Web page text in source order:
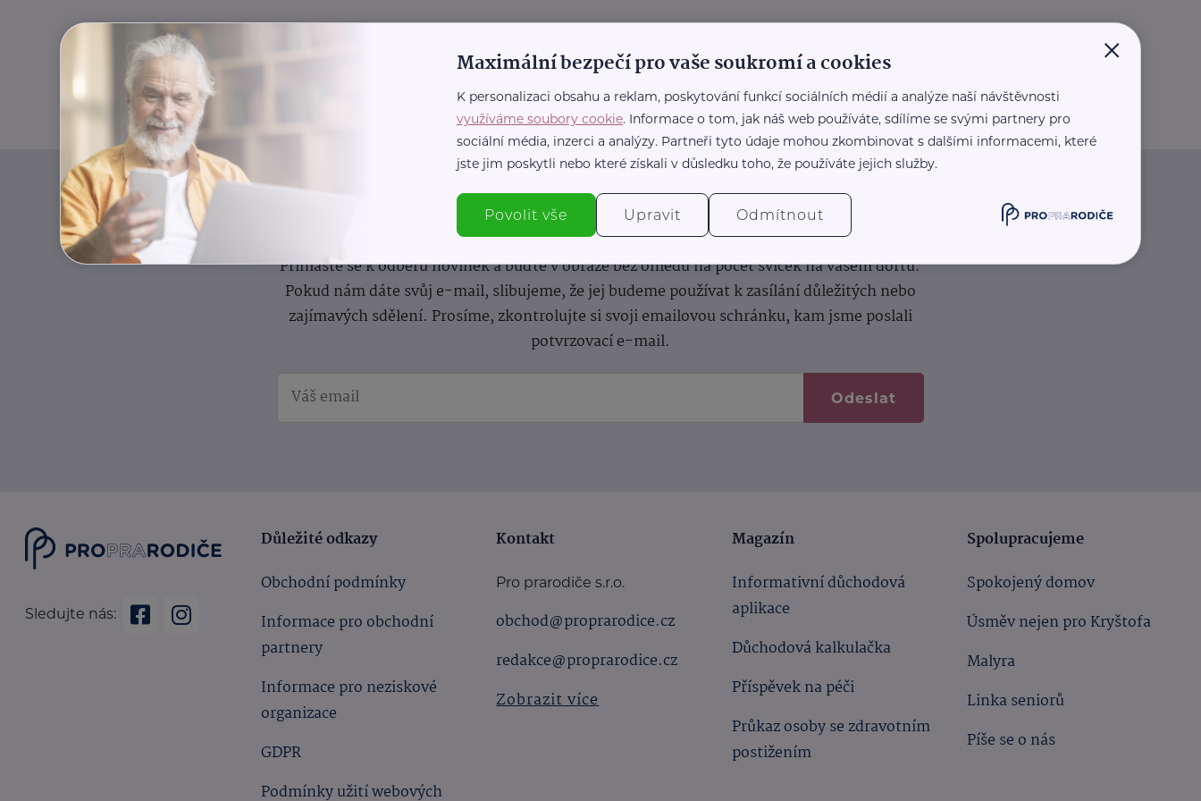
Informace(nejen)pro prarodiče
Přihlaste se k odběru novinek a buďte v obraze bez ohledu na počet svíček na vašem dortu.
Pokud nám dáte svůj e-mail, slibujeme, že jej budeme používat k zasílání důležitých nebo
zajímavých sdělení. Prosíme, zkontrolujte si svoji emailovou schránku, kam jsme poslali
potvrzovací e-mail.
Odeslat
Sledujte nás:
Důležité odkazy
Obchodní podmínky
Informace pro obchodní
partnery
Informace pro neziskové
organizace
GDPR
Podmínky užití webových
Kontakt
Pro prarodiče s.r.o.
obchod@proprarodice.cz
redakce@proprarodice.cz
Zobrazit více
Magazín
Informativní důchodová
aplikace
Důchodová kalkulačka
Příspěvek na péči
Průkaz osoby se zdravotním
postižením
Spolupracujeme
Spokojený domov
Úsměv nejen pro Kryštofa
Malyra
Linka seniorů
Píše se o nás
×
Maximální bezpečí pro vaše soukromí a cookies
K personalizaci obsahu a reklam, poskytování funkcí sociálních médií a analýze naší návštěvnosti
využíváme soubory cookie. Informace o tom, jak náš web používáte, sdílíme se svými partnery pro
sociální média, inzerci a analýzy. Partneři tyto údaje mohou zkombinovat s dalšími informacemi, které
jste jim poskytli nebo které získali v důsledku toho, že používáte jejich služby.
Povolit vše Upravit Odmítnout